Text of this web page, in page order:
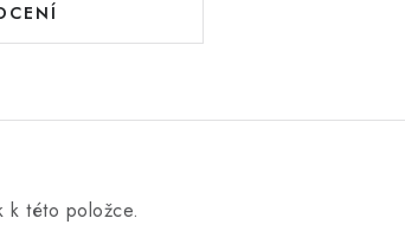
k této položce.